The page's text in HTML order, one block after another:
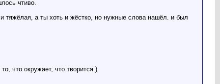
чтиво.
тяжёлая, а ты хоть и жёстко, но нужные слова нашёл. и был
что окружает, что творится.)